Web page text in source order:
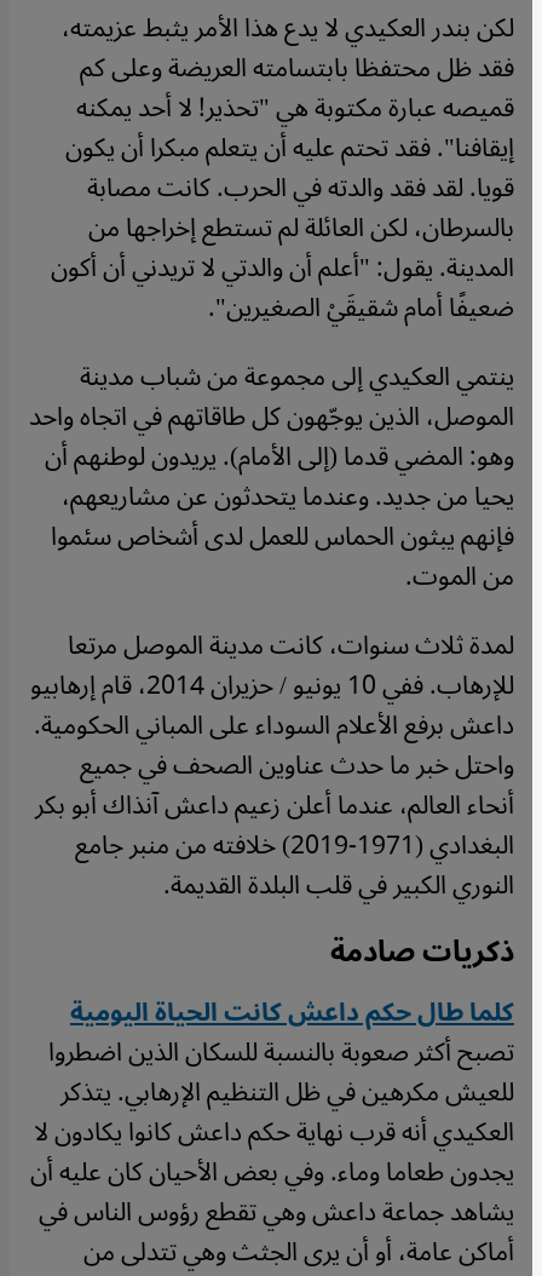
لكن بندر العكيدي لا يدع هذا الأمر يثبط عزيمته،
فقد ظل محتفظا بابتسامته العريضة وعلى كم
قميصه عبارة مكتوبة هي "تحذير! لا أحد يمكنه
إيقافنا". فقد تحتم عليه أن يتعلم مبكرا أن يكون
قويا. لقد فقد والدته في الحرب. كانت مصابة
بالسرطان، لكن العائلة لم تستطع إخراجها من
المدينة. يقول: "أعلم أن والدتي لا تريدني أن أكون
ضعيفًا أمام شقيقَيْ الصغيرين".
ينتمي العكيدي إلى مجموعة من شباب مدينة
الموصل، الذين يوجّهون كل طاقاتهم في اتجاه واحد
وهو: المضي قدما (إلى الأمام). يريدون لوطنهم أن
يحيا من جديد. وعندما يتحدثون عن مشاريعهم،
فإنهم يبثون الحماس للعمل لدى أشخاص سئموا
من الموت.
لمدة ثلاث سنوات، كانت مدينة الموصل مرتعا
للإرهاب. ففي 10 يونيو / حزيران 2014، قام إرهابيو
داعش برفع الأعلام السوداء على المباني الحكومية.
واحتل خبر ما حدث عناوين الصحف في جميع
أنحاء العالم، عندما أعلن زعيم داعش آنذاك أبو بكر
البغدادي (1971-2019) خلافته من منبر جامع
النوري الكبير في قلب البلدة القديمة.
ذكريات صادمة
كلما طال حكم داعش كانت الحياة اليومية
تصبح أكثر صعوبة بالنسبة للسكان الذين اضطروا
للعيش مكرهين في ظل التنظيم الإرهابي. يتذكر
العكيدي أنه قرب نهاية حكم داعش كانوا يكادون لا
يجدون طعاما وماء. وفي بعض الأحيان كان عليه أن
يشاهد جماعة داعش وهي تقطع رؤوس الناس في
أماكن عامة، أو أن يرى الجثث وهي تتدلى من